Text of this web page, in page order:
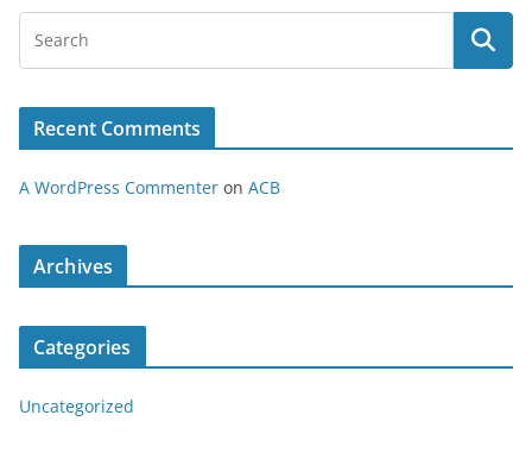
Recent Comments
A WordPress Commenter on ACB
Archives
Categories
Uncategorized